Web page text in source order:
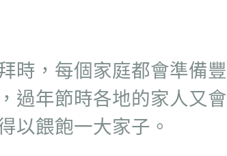
時，每個家庭都會準備豐
過年節時各地的家人又會
以餵飽一大家子。